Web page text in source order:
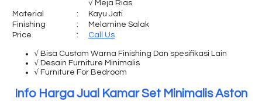
√ Meja Rias
Material
:
Kayu Jati
Finishing
:
Melamine Salak
Price
: Call Us
√ Bisa Custom Warna Finishing Dan spesifikasi Lain
√ Desain Furniture Minimalis
√ Furniture For Bedroom
Info Harga Jual Kamar Set Minimalis Aston